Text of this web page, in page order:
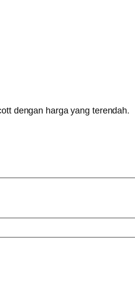
dengan harga yang terendah.